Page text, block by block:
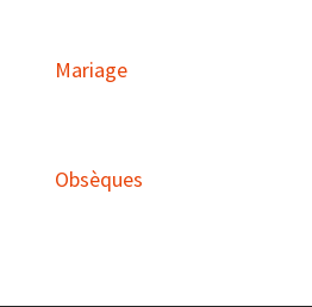
Mariage
Obsèques